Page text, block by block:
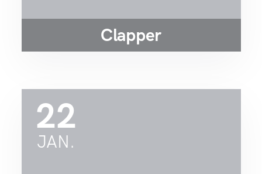
Clapper
22
JAN.